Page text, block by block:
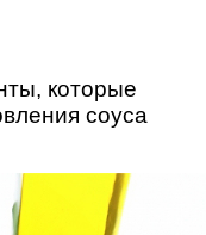
которые
соуса